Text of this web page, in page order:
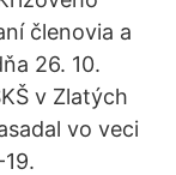
členovia a
26. 10.
v Zlatých
vo veci